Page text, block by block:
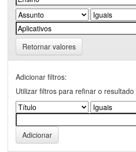
Retornar valores
Adicionar filtros:
Utilizar filtros para refinar o